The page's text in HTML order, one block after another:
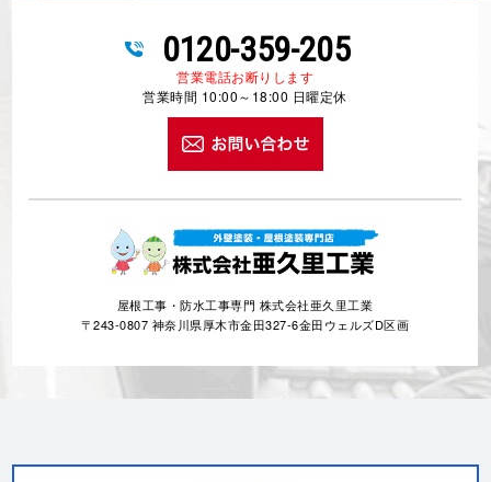
0120-359-205
営業電話お断りします
営業時間 10:00～18:00 日曜定休
屋根工事・防水工事専門 株式会社亜久里工業
〒243-0807 神奈川県厚木市金田327-6金田ウェルズD区画